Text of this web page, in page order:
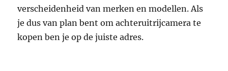
verscheidenheid van merken en modellen. Als
je dus van plan bent om achteruitrijcamera te
kopen ben je op de juiste adres.